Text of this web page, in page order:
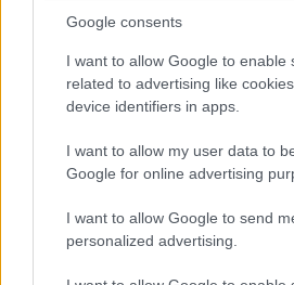
Google consents
I want to allow Google to enable
related to advertising like
device identifiers in apps.
I want to allow my user data to
Google for online advertising
I want to allow Google to send
personalized advertising.